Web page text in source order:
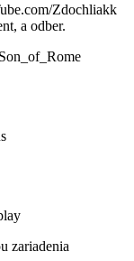
Zdochliakk
a odber.
zariadenia